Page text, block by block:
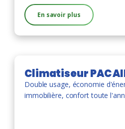
En savoir plus
Climatiseur PAC
Double usage, économie
immobilière, confort toute